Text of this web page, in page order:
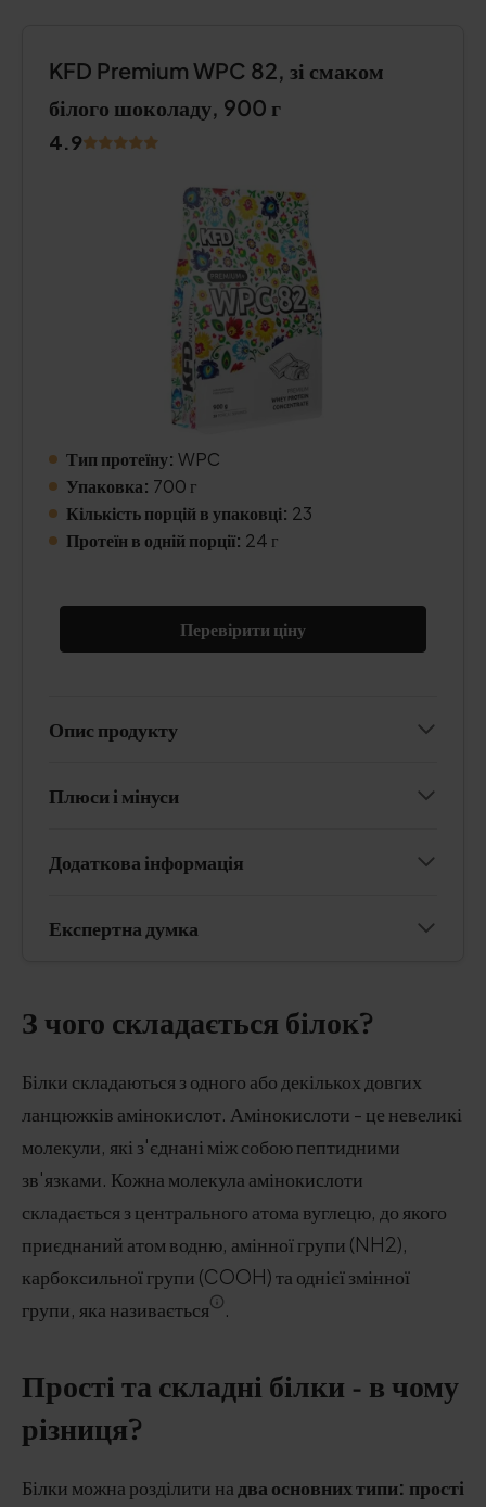
KFD Premium WPC 82, зі смаком
білого шоколаду, 900 г
4.9
Тип протеїну: WPC
Упаковка: 700 г
Кількість порцій в упаковці: 23
Протеїн в одній порції: 24 г
Перевірити ціну
Опис продукту
Плюси і мінуси
Додаткова інформація
Експертна думка
З чого складається білок?
Білки складаються з одного або декількох довгих
ланцюжків амінокислот. Амінокислоти - це невеликі
молекули, які з'єднані між собою пептидними
зв'язками. Кожна молекула амінокислоти
складається з центрального атома вуглецю, до якого
приєднаний атом водню, амінної групи (NH2),
карбоксильної групи (COOH) та однієї змінної
групи, яка називається
.
Прості та складні білки - в чому
різниця?
Білки можна розділити на два основних типи: прості